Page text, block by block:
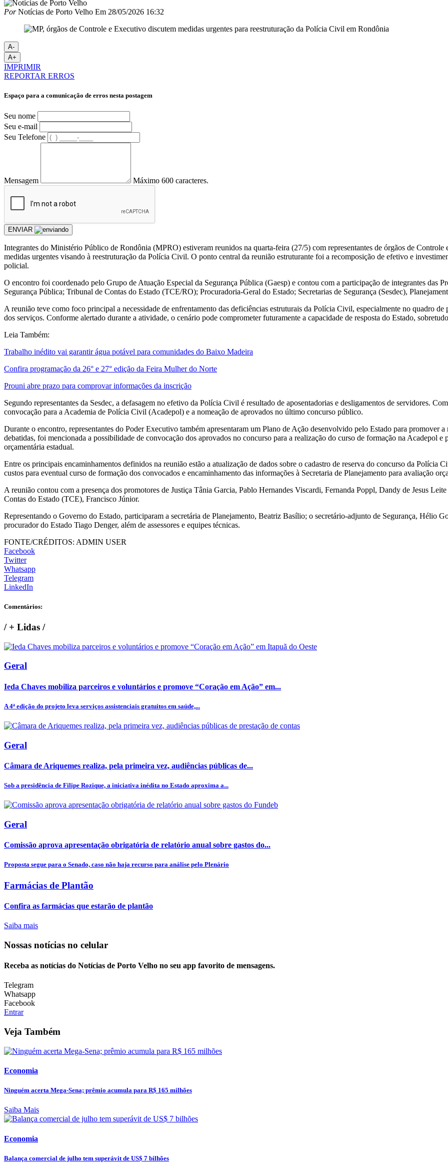
PorNotícias de Porto Velho Em 28/05/2026 16:32
A-
A+
IMPRIMIR
REPORTAR ERROS
Espaço para a comunicação de erros nesta postagem
Seu nome
Seu e-mail
Seu Telefone
Mensagem Máximo 600 caracteres.
ENVIAR
Integrantes do Ministério Público de Rondônia (MPRO) estiveram reunidos na quarta-feira (27/5) com representantes de órgãos de
medidas urgentes visando à reestruturação da Polícia Civil. O ponto central da reunião estruturante foi a recomposição de efetivo e
policial.
O encontro foi coordenado pelo Grupo de Atuação Especial da Segurança Pública (Gaesp) e contou com a participação de integrantes das
Segurança Pública; Tribunal de Contas do Estado (TCE/RO); Procuradoria-Geral do Estado; Secretarias de Segurança (Sesdec),
A reunião teve como foco principal a necessidade de enfrentamento das deficiências estruturais da Polícia Civil, especialmente no quadro de
dos serviços. Conforme alertado durante a atividade, o cenário pode comprometer futuramente a capacidade de resposta do Estado,
Leia Também:
Trabalho inédito vai garantir água potável para comunidades do Baixo Madeira
Confira programação da 26° e 27° edição da Feira Mulher do Norte
Prouni abre prazo para comprovar informações da inscrição
Segundo representantes da Sesdec, a defasagem no efetivo da Polícia Civil é resultado de aposentadorias e desligamentos de servidores.
convocação para a Academia de Polícia Civil (Acadepol) e a nomeação de aprovados no último concurso público.
Durante o encontro, representantes do Poder Executivo também apresentaram um Plano de Ação desenvolvido pelo Estado para promover
debatidas, foi mencionada a possibilidade de convocação dos aprovados no concurso para a realização do curso de formação na Acadepol e
orçamentária estadual.
Entre os principais encaminhamentos definidos na reunião estão a atualização de dados sobre o cadastro de reserva do concurso da Polícia
custos para eventual curso de formação dos convocados e encaminhamento das informações à Secretaria de Planejamento para avaliação
A reunião contou com a presença dos promotores de Justiça Tânia Garcia, Pablo Hernandes Viscardi, Fernanda Poppl, Dandy de Jesus
Contas do Estado (TCE), Francisco Júnior.
Representando o Governo do Estado, participaram a secretária de Planejamento, Beatriz Basílio; o secretário-adjunto de Segurança, Hélio
procurador do Estado Tiago Denger, além de assessores e equipes técnicas.
FONTE/CRÉDITOS: ADMIN USER
Facebook
Twitter
Whatsapp
Telegram
LinkedIn
Comentários:
/+ Lidas /
Geral
Ieda Chaves mobiliza parceiros e voluntários e promove “Coração em Ação” em...
A 4ª edição do projeto leva serviços assistenciais gratuitos em saúde,...
Geral
Câmara de Ariquemes realiza, pela primeira vez, audiências públicas de...
Sob a presidência de Filipe Rozique, a iniciativa inédita no Estado aproxima a...
Geral
Comissão aprova apresentação obrigatória de relatório anual sobre gastos do...
Proposta segue para o Senado, caso não haja recurso para análise pelo Plenário
Farmácias de Plantão
Confira as farmácias que estarão de plantão
Saiba mais
Nossas notícias no celular
Receba as notícias do Notícias de Porto Velho no seu app favorito de mensagens.
Telegram
Whatsapp
Facebook
Entrar
Veja Também
Economia
Ninguém acerta Mega-Sena; prêmio acumula para R$ 165 milhões
Saiba Mais
Economia
Balança comercial de julho tem superávit de US$ 7 bilhões